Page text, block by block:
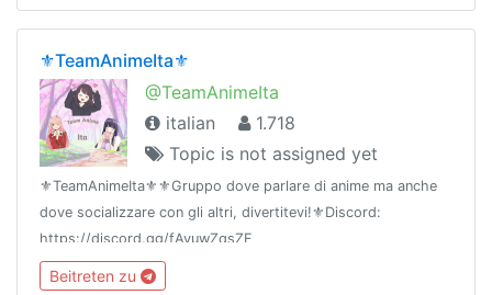
⚜️TeamAnimeIta⚜️
@TeamAnimeIta
italian
1.718
Topic is not assigned yet
⚜️TeamAnimeIta⚜️⚜️Gruppo dove parlare di anime ma anche
dove socializzare con gli altri, divertitevi!⚜️Discord:
https://discord.gg/fAvuwZqsZF
Beitreten zu